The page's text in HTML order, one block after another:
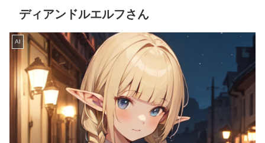
ディアンドルエルフさん
AI